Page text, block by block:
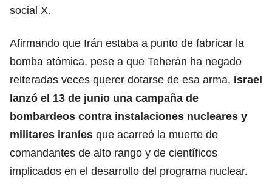
social X.
Afirmando que Irán estaba a punto de fabricar la
bomba atómica, pese a que Teherán ha negado
reiteradas veces querer dotarse de esa arma, Israel
lanzó el 13 de junio una campaña de
bombardeos contra instalaciones nucleares y
militares iraníes que acarreó la muerte de
comandantes de alto rango y de científicos
implicados en el desarrollo del programa nuclear.